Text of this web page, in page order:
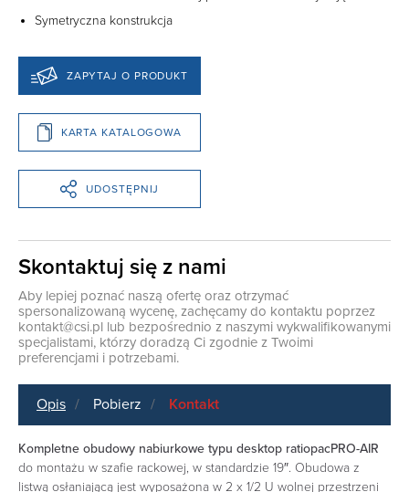
Symetryczna konstrukcja
ZAPYTAJ O PRODUKT
KARTA KATALOGOWA
UDOSTĘPNIJ
Skontaktuj się z nami
Aby lepiej poznać naszą ofertę oraz otrzymać
spersonalizowaną wycenę, zachęcamy do kontaktu poprzez
kontakt@csi.pl lub bezpośrednio z naszymi wykwalifikowanymi
specjalistami, którzy doradzą Ci zgodnie z Twoimi
preferencjami i potrzebami.
Opis Pobierz Kontakt
Kompletne obudowy nabiurkowe typu desktop ratiopacPRO-AIR
do montażu w szafie rackowej, w standardzie 19″. Obudowa z
listwą osłaniającą jest wyposażona w 2 x 1/2 U wolnej przestrzeni